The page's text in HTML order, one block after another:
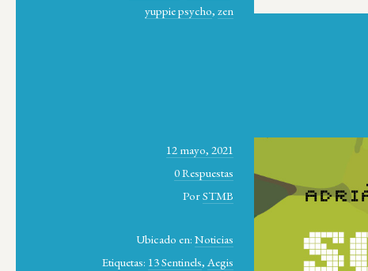
yuppie psycho,zen
12 mayo, 2021
0 Respuestas
PorSTMB
Ubicado en:Noticias
Etiquetas: 13 Sentinels, Aegis